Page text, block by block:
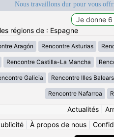
Nous travaillons dur pour vous
régions de : Espagne
Aragón Rencontre Asturias
Rencontre Castilla-La Mancha
Galicia Rencontre Illes Balears
Rencontre Nafarroa
Actualités|
| À propos de nous|